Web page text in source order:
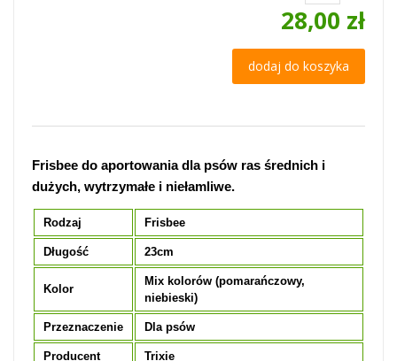
28,00 zł
dodaj do koszyka
Frisbee do aportowania dla psów ras średnich i
dużych, wytrzymałe i niełamliwe.
Rodzaj Frisbee
Długość 23cm
Kolor
Mix kolorów (pomarańczowy,
niebieski)
Przeznaczenie Dla psów
Producent Trixie